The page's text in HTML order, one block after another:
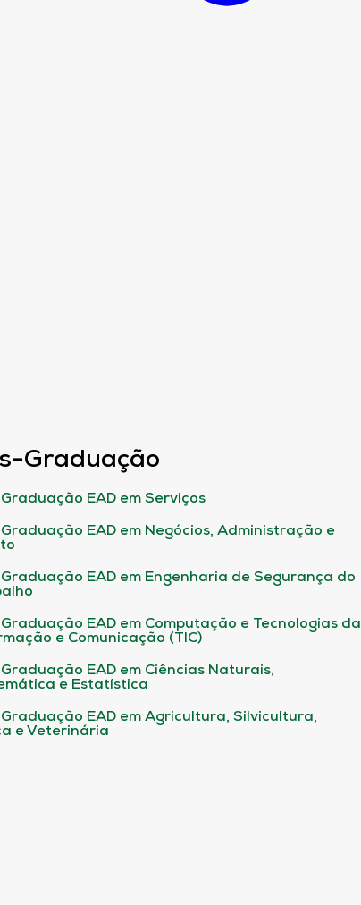
Graduação
EAD em Serviços
EAD em Negócios, Administração e
EAD em Engenharia de Segurança do
EAD em Computação e Tecnologias da
e Comunicação (TIC)
EAD em Ciências Naturais,
e Estatística
EAD em Agricultura, Silvicultura,
e Veterinária